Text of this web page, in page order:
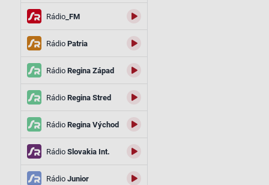
Rádio_FM
RádioPatria
RádioRegina Západ
RádioRegina Stred
RádioRegina Východ
RádioSlovakia Int.
RádioJunior